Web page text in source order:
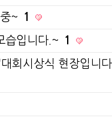
~ 1
습입니다.~ 1
회시상식 현장입니